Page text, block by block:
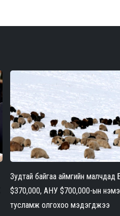
Зудтай байгаа аймгийн
$370,000, АНУ $700,000-ын
тусламж олгохоо мэдэгджээ